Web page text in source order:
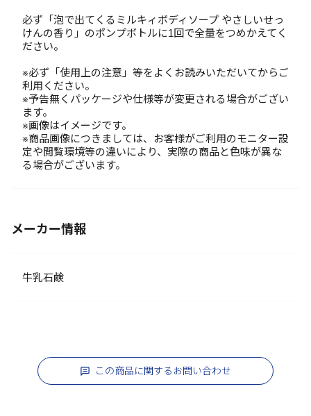
必ず「泡で出てくるミルキィボディソープ やさしいせっ
けんの香り」のポンプボトルに1回で全量をつめかえてく
ださい。
※必ず「使用上の注意」等をよくお読みいただいてからご
利用ください。
※予告無くパッケージや仕様等が変更される場合がござい
ます。
※画像はイメージです。
※商品画像につきましては、お客様がご利用のモニター設
定や閲覧環境等の違いにより、実際の商品と色味が異な
る場合がございます。
メーカー情報
牛乳石鹸
この商品に関するお問い合わせ